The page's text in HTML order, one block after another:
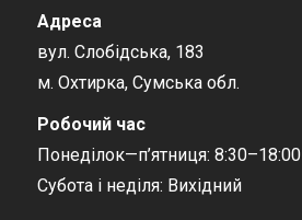
Адреса
вул. Слобідська, 183
м. Охтирка, Сумська обл.
Робочий час
Понеділок—п’ятниця: 8:30–18:00
Субота і неділя: Вихідний